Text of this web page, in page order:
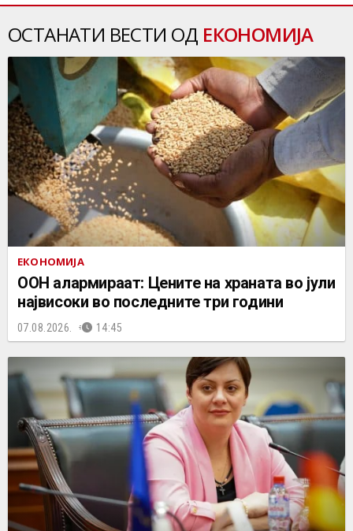
ОСТАНАТИ ВЕСТИ ОД ЕКОНОМИЈА
ЕКОНОМИЈА
ООН алармираат: Цените на храната во јули
највисоки во последните три години
07.08.2026. 14:45